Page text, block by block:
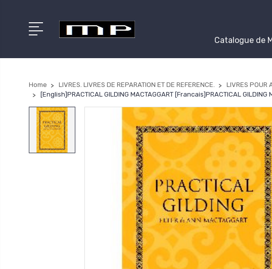
Catalogue de
Home LIVRES. LIVRES DE REPARATION ET DE REFERENCE.
LIVRES POUR
[English]PRACTICAL GILDING MACTAGGART [Francais]PRACTICAL